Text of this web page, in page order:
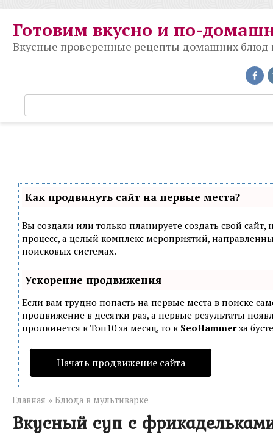
контенту
Готовим вкусно и по-
Вкусные проверенные рецепты домашних блюд
о
Как продвинуть сайт на первые места?
Вы создали или только планируете создать свой
процесс, а целый комплекс мероприятий,
поисковых системах.
Ускорение продвижения
Если вам трудно попасть на первые места в поиске
продвижение в десятки раз, а первые результаты
продвинется в Топ10 за месяц, то в SeoHammerза
Начать продвижение сайта
Главная » Блюда в мультиварке
Вкусный суп с